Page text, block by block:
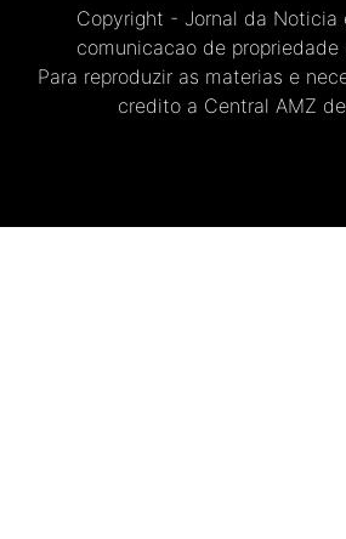
Copyright - Jornal da Noticia
comunicacao de propriedade
Para reproduzir as materias e
credito a Central AMZ